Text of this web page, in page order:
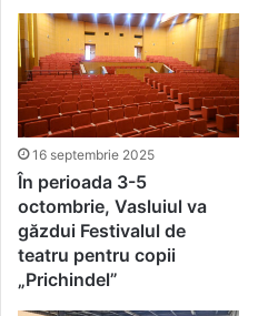
16 septembrie 2025
În perioada 3-5
octombrie, Vasluiul va
găzdui Festivalul de
teatru pentru copii
„Prichindel”